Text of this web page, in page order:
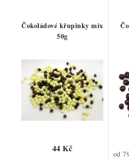
Čokoládové křupinky mix
50g
44 Kč
od